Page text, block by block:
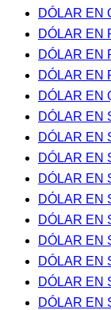
DÓLAR EN
DÓLAR EN
DÓLAR EN
DÓLAR EN
DÓLAR EN
DÓLAR EN
DÓLAR EN
DÓLAR EN
DÓLAR EN
DÓLAR EN
DÓLAR EN
DÓLAR EN
DÓLAR EN
DÓLAR EN
DÓLAR EN